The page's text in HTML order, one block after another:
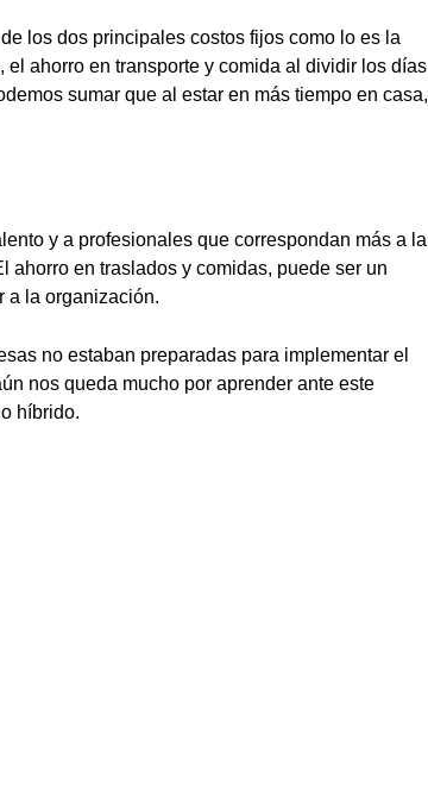
los dos principales costos fijos como lo es la
ahorro en transporte y comida al dividir los días
sumar que al estar en más tiempo en casa,
y a profesionales que correspondan más a la
ahorro en traslados y comidas, puede ser un
a la organización.
no estaban preparadas para implementar el
nos queda mucho por aprender ante este
híbrido.